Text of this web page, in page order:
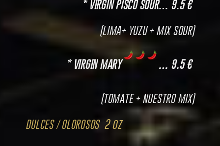
* VIRGIN PISCO SOUR… 9.5 €
(LIMA+ YUZU + MIX SOUR)
* VIRGIN MARY … 9.5 €
(TOMATE + NUESTRO MIX)
DULCES / OLOROSOS 2 oz